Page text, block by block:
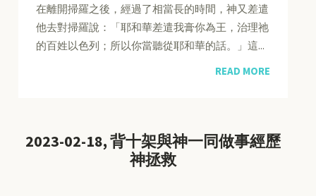
在離開掃羅之後，經過了相當長的時間，神又差遣
他去對掃羅說：「耶和華差遣我膏你為王，治理祂
的百姓以色列；所以你當聽從耶和華的話。」這...
READ MORE
2023-02-18, 背十架與神一同做事經歷
神拯救